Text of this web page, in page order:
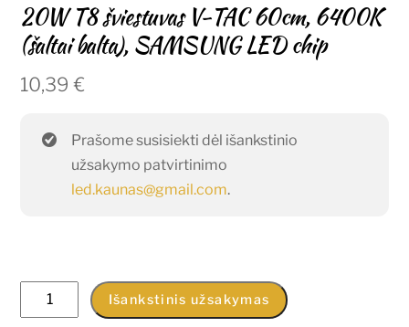
20W T8 šviestuvas V-TAC 60cm, 6400K
(šaltai balta), SAMSUNG LED chip
10,39€
Prašome susisiekti dėl išankstinio
užsakymo patvirtinimo
led.kaunas@gmail.com.
produkto
kiekis:
Išankstinis užsakymas